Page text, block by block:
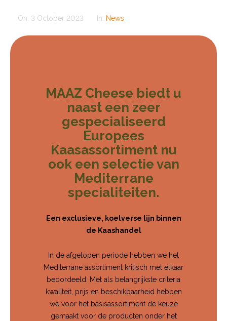
On: 3 October 2023 In: News
MAAZ Cheese biedt u
naast een zeer
gespecialiseerd
Europees
Kaasassortiment nu
ook een selectie van
Mediterrane
specialiteiten.
Een exclusieve, koelverse lijn binnen
de Kaashandel
In de afgelopen periode hebben we het
Mediterrane assortiment kritisch met elkaar
beoordeeld. Met als belangrijkste criteria
kwaliteit, prijs en beschikbaarheid hebben
we voor het basisassortiment de keuze
gemaakt voor de producten onder het